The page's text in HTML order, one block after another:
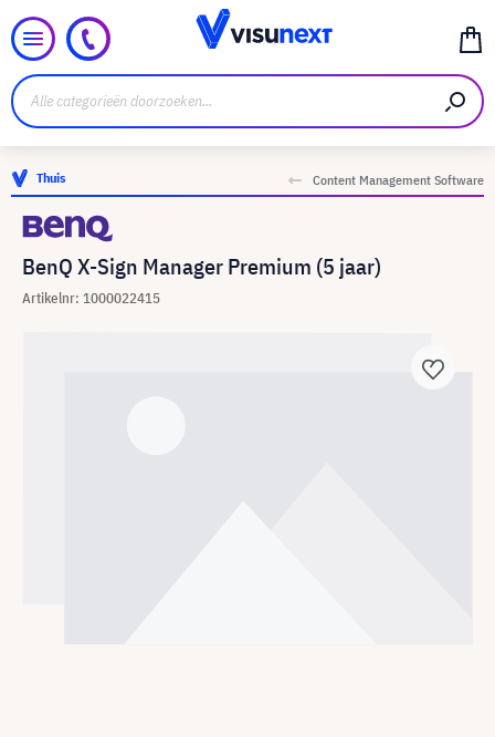
Thuis Content Management Software
BenQ X-Sign Manager Premium (5 jaar)
Artikelnr: 1000022415